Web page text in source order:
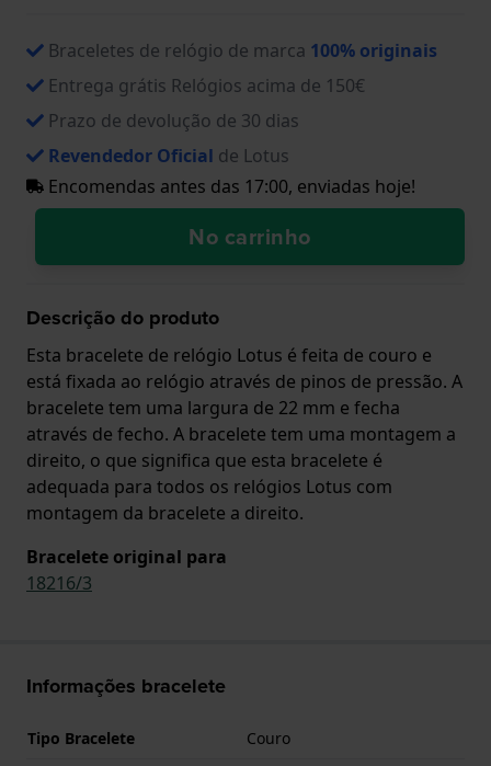
Braceletes de relógio de marca 100% originais
Entrega grátis Relógios acima de 150€
Prazo de devolução de 30 dias
Revendedor Oficial de Lotus
Encomendas antes das 17:00, enviadas hoje!
No carrinho
Descrição do produto
Esta bracelete de relógio Lotus é feita de couro e
está fixada ao relógio através de pinos de pressão. A
bracelete tem uma largura de 22 mm e fecha
através de fecho. A bracelete tem uma montagem a
direito, o que significa que esta bracelete é
adequada para todos os relógios Lotus com
montagem da bracelete a direito.
Bracelete original para
18216/3
Informações bracelete
Tipo Bracelete
Couro